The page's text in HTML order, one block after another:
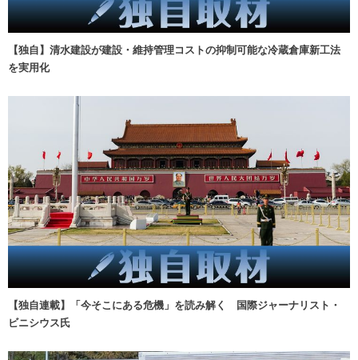
【独自】清水建設が建設・維持管理コストの抑制可能な冷蔵倉庫新工法
を実用化
【独自連載】「今そこにある危機」を読み解く 国際ジャーナリスト・
ビニシウス氏